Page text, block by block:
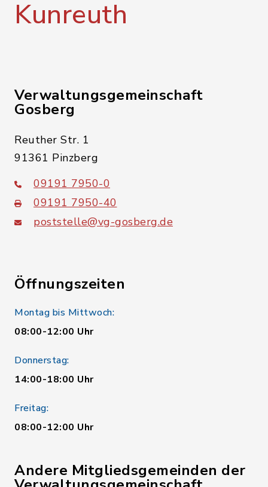
Kunreuth
Verwaltungsgemeinschaft
Gosberg
Reuther Str. 1
91361 Pinzberg
09191 7950-0
09191 7950-40
poststelle@vg-gosberg.de
Öffnungszeiten
Montag bis Mittwoch:
08:00-12:00 Uhr
Donnerstag:
14:00-18:00 Uhr
Freitag:
08:00-12:00 Uhr
Andere Mitgliedsgemeinden der